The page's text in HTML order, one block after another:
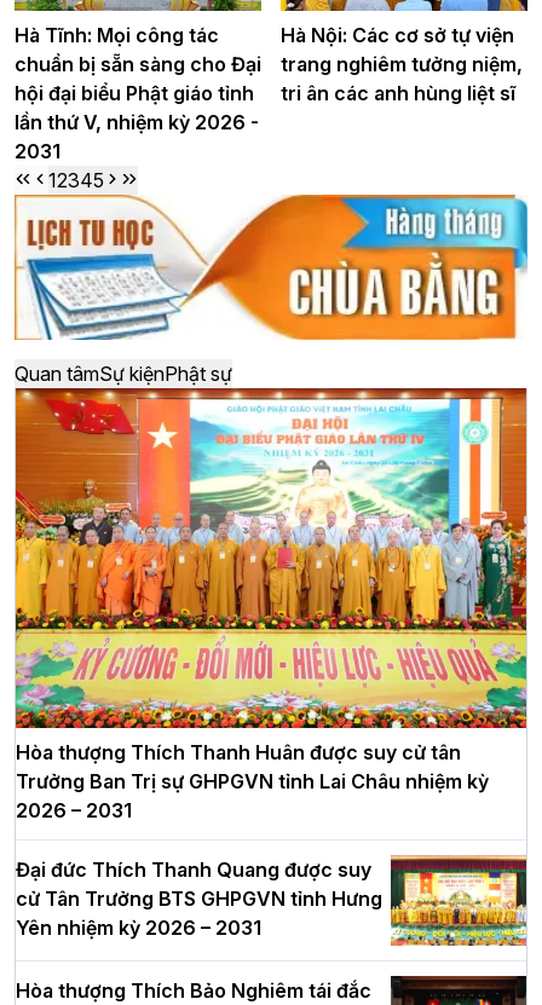
Hà Tĩnh: Mọi công tác
chuẩn bị sẵn sàng cho Đại
hội đại biểu Phật giáo tỉnh
lần thứ V, nhiệm kỳ 2026 -
2031
Hà Nội: Các cơ sở tự viện
trang nghiêm tưởng niệm,
tri ân các anh hùng liệt sĩ
12345
Quan tâmSự kiệnPhật sự
Hòa thượng Thích Thanh Huân được suy cử tân
Trưởng Ban Trị sự GHPGVN tỉnh Lai Châu nhiệm kỳ
2026 – 2031
Đại đức Thích Thanh Quang được suy
cử Tân Trưởng BTS GHPGVN tỉnh Hưng
Yên nhiệm kỳ 2026 – 2031
Hòa thượng Thích Bảo Nghiêm tái đắc